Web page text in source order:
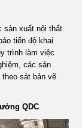
sản xuất nội thất
tiến độ khai
trình làm việc
các sản
sát bản vẽ
QDC